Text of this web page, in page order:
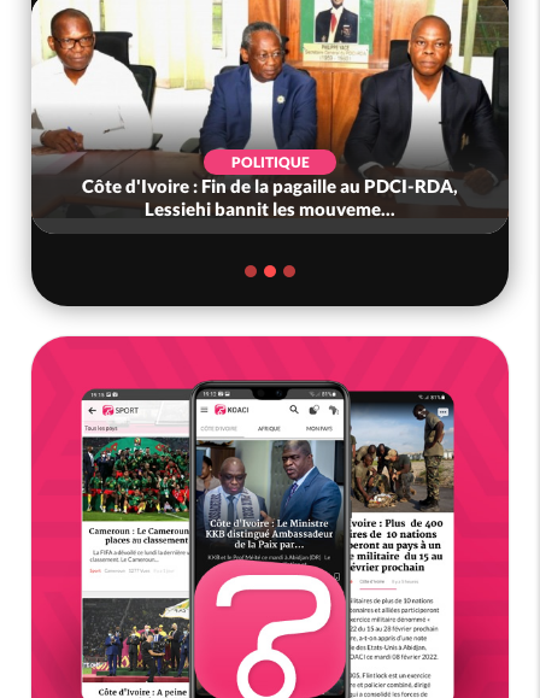
POLITIQUE
Côte d'Ivoire : Fin de la pagaille au PDCI-RDA,
Lessiehi bannit les mouveme...